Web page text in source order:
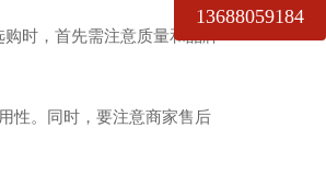
时，首先需注意质量和品牌
性。同时，要注意商家售后
13688059184